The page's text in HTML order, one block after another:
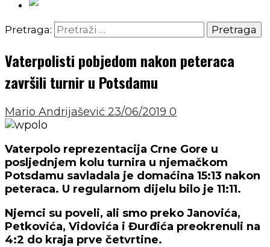
Pretraga:
Vaterpolisti pobjedom nakon peteraca
završili turnir u Potsdamu
Mario Andrijašević 23/06/2019 0
Vaterpolo reprezentacija Crne Gore u
posljednjem kolu turnira u njemačkom
Potsdamu savladala je domaćina 15:13 nakon
peteraca. U regularnom dijelu bilo je 11:11.
Njemci su poveli, ali smo preko Janovića,
Petkovića, Vidovića i Đurđića preokrenuli na
4:2 do kraja prve četvrtine.